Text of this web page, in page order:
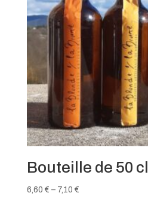
Bouteille de 50 cl
6,60 € – 7,10 €